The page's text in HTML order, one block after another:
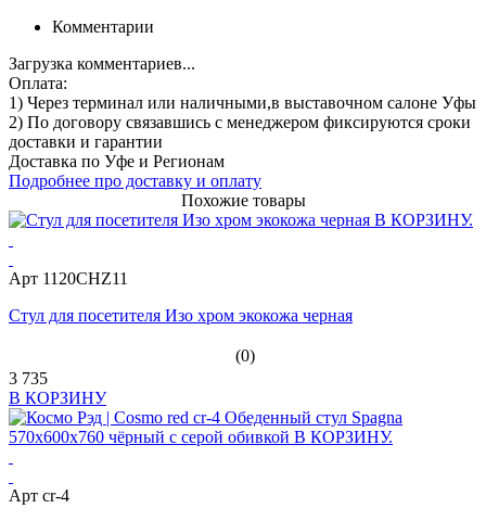
Комментарии
Загрузка комментариев...
Оплата:
1) Через терминал или наличными,в выставочном салоне Уфы
2) По договору связавшись с менеджером фиксируются сроки
доставки и гарантии
Доставка по Уфе и Регионам
Подробнее про доставку и оплату
Похожие товары
Арт 1120CHZ11
Стул для посетителя Изо хром экокожа черная
(0)
3 735
В КОРЗИНУ
Арт cr-4